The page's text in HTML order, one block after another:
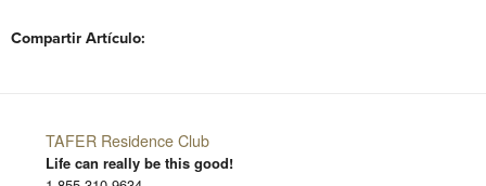
Compartir Artículo:
TAFER Residence Club
Life can really be this good!